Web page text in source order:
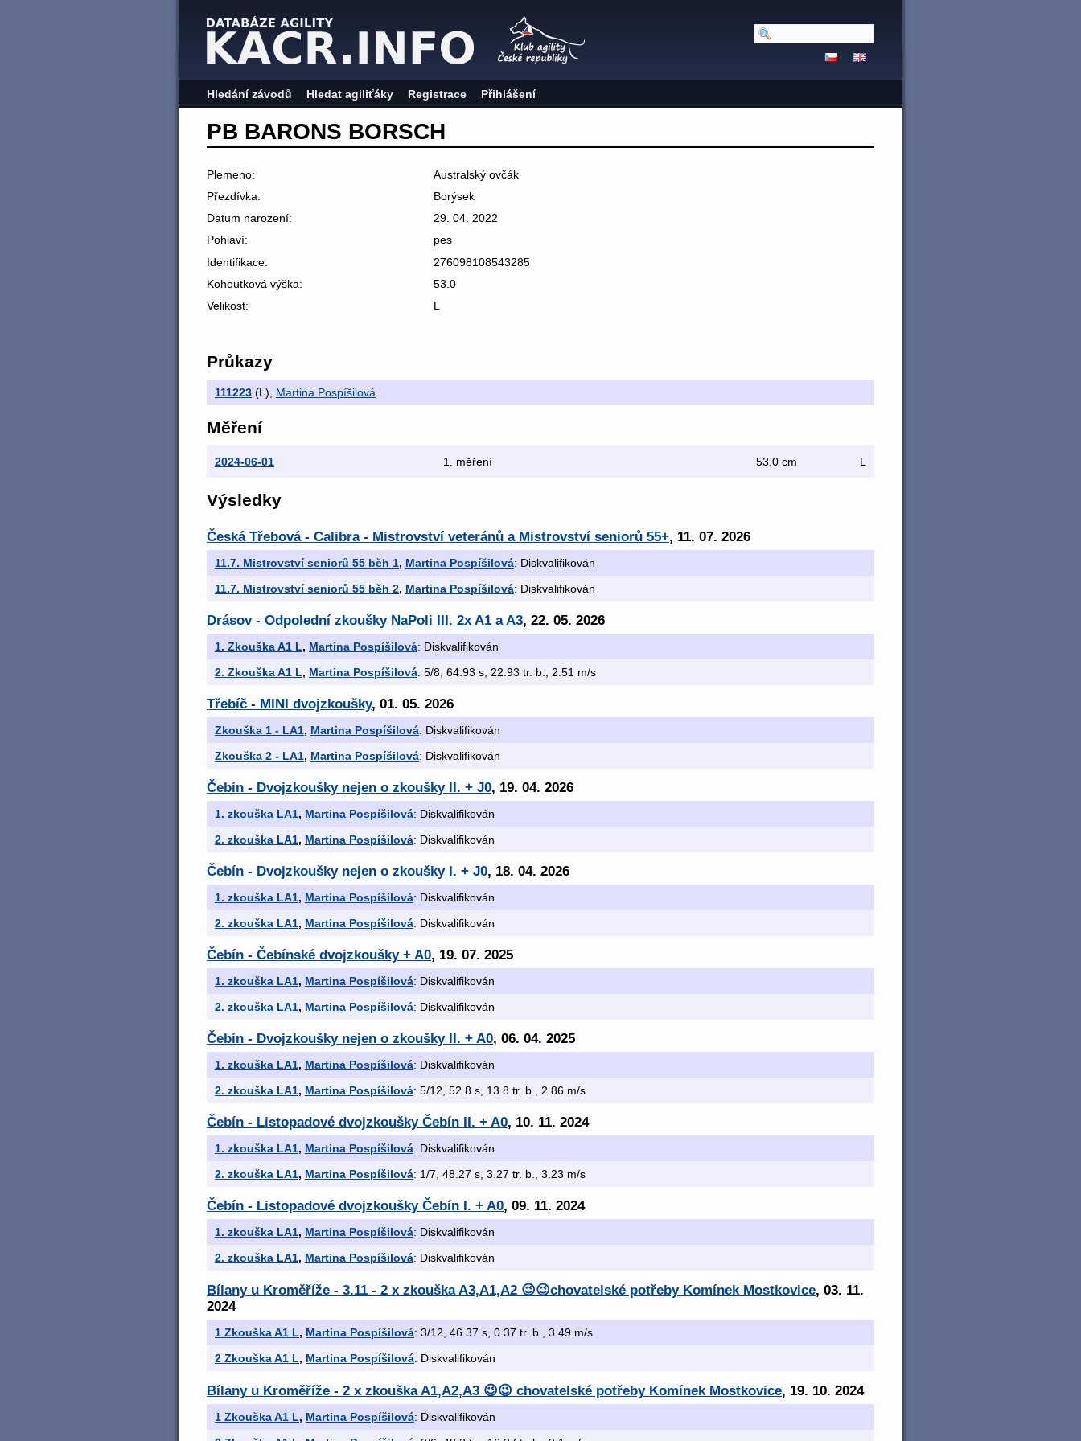
Hledání závodů Hledat agiliťáky Registrace Přihlášení
PB BARONS BORSCH
Plemeno:
Australský ovčák
Přezdívka:
Borýsek
Datum narození:
29. 04. 2022
Pohlaví:
pes
Identifikace:
276098108543285
Kohoutková výška:
53.0
Velikost:
L
Průkazy
111223 (L) Martina Pospíšilová
Měření
2024-06-01 1. měření 53.0 cm L
Výsledky
Česká Třebová - Calibra - Mistrovství veteránů a Mistrovství seniorů 55+, 11. 07. 2026
11.7. Mistrovství seniorů 55 běh 1, Martina Pospíšilová: Diskvalifikován
11.7. Mistrovství seniorů 55 běh 2, Martina Pospíšilová: Diskvalifikován
Drásov - Odpolední zkoušky NaPoli III. 2x A1 a A3, 22. 05. 2026
1. Zkouška A1 L, Martina Pospíšilová: Diskvalifikován
2. Zkouška A1 L, Martina Pospíšilová: 5/8, 64.93 s, 22.93 tr. b., 2.51 m/s
Třebíč - MINI dvojzkoušky, 01. 05. 2026
Zkouška 1 - LA1, Martina Pospíšilová: Diskvalifikován
Zkouška 2 - LA1, Martina Pospíšilová: Diskvalifikován
Čebín - Dvojzkoušky nejen o zkoušky II. + J0, 19. 04. 2026
1. zkouška LA1, Martina Pospíšilová: Diskvalifikován
2. zkouška LA1, Martina Pospíšilová: Diskvalifikován
Čebín - Dvojzkoušky nejen o zkoušky I. + J0, 18. 04. 2026
1. zkouška LA1, Martina Pospíšilová: Diskvalifikován
2. zkouška LA1, Martina Pospíšilová: Diskvalifikován
Čebín - Čebínské dvojzkoušky + A0, 19. 07. 2025
1. zkouška LA1, Martina Pospíšilová: Diskvalifikován
2. zkouška LA1, Martina Pospíšilová: Diskvalifikován
Čebín - Dvojzkoušky nejen o zkoušky II. + A0, 06. 04. 2025
1. zkouška LA1, Martina Pospíšilová: Diskvalifikován
2. zkouška LA1, Martina Pospíšilová: 5/12, 52.8 s, 13.8 tr. b., 2.86 m/s
Čebín - Listopadové dvojzkoušky Čebín II. + A0, 10. 11. 2024
1. zkouška LA1, Martina Pospíšilová: Diskvalifikován
2. zkouška LA1, Martina Pospíšilová: 1/7, 48.27 s, 3.27 tr. b., 3.23 m/s
Čebín - Listopadové dvojzkoušky Čebín I. + A0, 09. 11. 2024
1. zkouška LA1, Martina Pospíšilová: Diskvalifikován
2. zkouška LA1, Martina Pospíšilová: Diskvalifikován
Bílany u Kroměříže - 3.11 - 2 x zkouška A3,A1,A2 😉😉chovatelské potřeby Komínek Mostkovice, 03. 11.
2024
1 Zkouška A1 L, Martina Pospíšilová: 3/12, 46.37 s, 0.37 tr. b., 3.49 m/s
2 Zkouška A1 L, Martina Pospíšilová: Diskvalifikován
Bílany u Kroměříže - 2 x zkouška A1,A2,A3 😉😉 chovatelské potřeby Komínek Mostkovice, 19. 10. 2024
1 Zkouška A1 L, Martina Pospíšilová: Diskvalifikován